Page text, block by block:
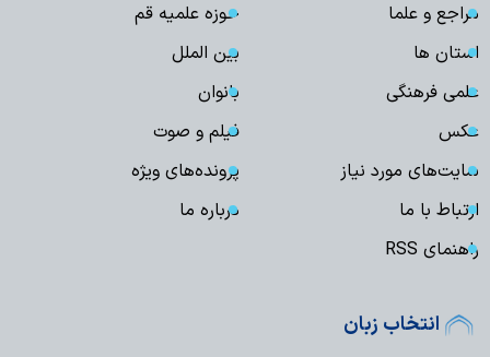
مراجع و علما
حوزه علمیه قم
استان ها
بین الملل
علمی فرهنگی
بانوان
عکس
فیلم و صوت
سایت‌های مورد نیاز
پرونده‌های ویژه
ارتباط با ما
درباره ما
راهنمای RSS
انتخاب زبان